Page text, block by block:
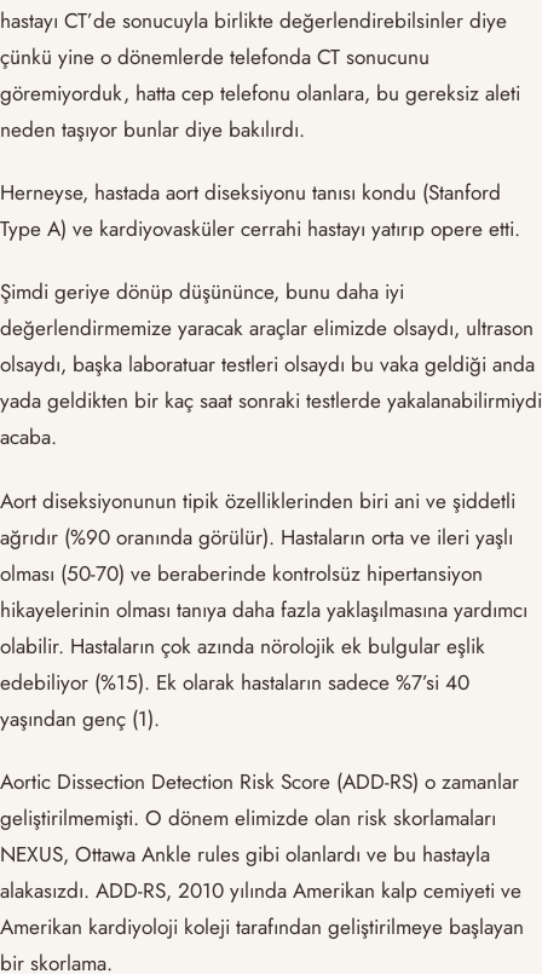
hastayı CT’de sonucuyla birlikte değerlendirebilsinler diye
çünkü yine o dönemlerde telefonda CT sonucunu
göremiyorduk, hatta cep telefonu olanlara, bu gereksiz aleti
neden taşıyor bunlar diye bakılırdı.
Herneyse, hastada aort diseksiyonu tanısı kondu (Stanford
Type A) ve kardiyovasküler cerrahi hastayı yatırıp opere etti.
Şimdi geriye dönüp düşününce, bunu daha iyi
değerlendirmemize yaracak araçlar elimizde olsaydı, ultrason
olsaydı, başka laboratuar testleri olsaydı bu vaka geldiği anda
yada geldikten bir kaç saat sonraki testlerde yakalanabilirmiydi
acaba.
Aort diseksiyonunun tipik özelliklerinden biri ani ve şiddetli
ağrıdır (%90 oranında görülür). Hastaların orta ve ileri yaşlı
olması (50-70) ve beraberinde kontrolsüz hipertansiyon
hikayelerinin olması tanıya daha fazla yaklaşılmasına yardımcı
olabilir. Hastaların çok azında nörolojik ek bulgular eşlik
edebiliyor (%15). Ek olarak hastaların sadece %7’si 40
yaşından genç (1).
Aortic Dissection Detection Risk Score (ADD-RS) o zamanlar
geliştirilmemişti. O dönem elimizde olan risk skorlamaları
NEXUS, Ottawa Ankle rules gibi olanlardı ve bu hastayla
alakasızdı. ADD-RS, 2010 yılında Amerikan kalp cemiyeti ve
Amerikan kardiyoloji koleji tarafından geliştirilmeye başlayan
bir skorlama.